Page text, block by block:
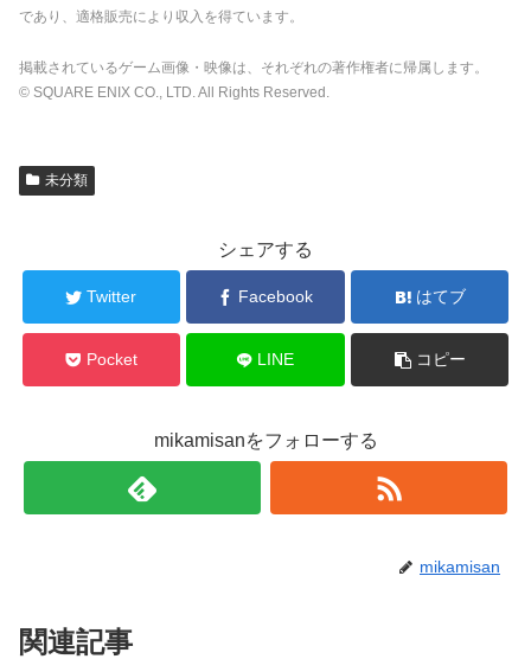
であり、適格販売により収入を得ています。
掲載されているゲーム画像・映像は、それぞれの著作権者に帰属します。
© SQUARE ENIX CO., LTD. All Rights Reserved.
未分類
シェアする
Twitter Facebook はてブ
Pocket LINE コピー
mikamisanをフォローする
mikamisan
関連記事